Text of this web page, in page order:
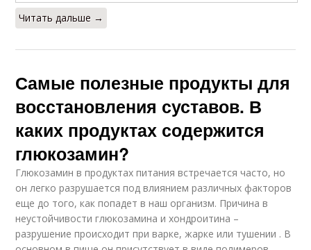
Читать дальше →
Самые полезные продукты для
восстановления суставов. В
каких продуктах содержится
глюкозамин?
Глюкозамин в продуктах питания встречается часто, но
он легко разрушается под влиянием различных факторов
еще до того, как попадет в наш организм. Причина в
неустойчивости глюкозамина и хондроитина –
разрушение происходит при варке, жарке или тушении . В